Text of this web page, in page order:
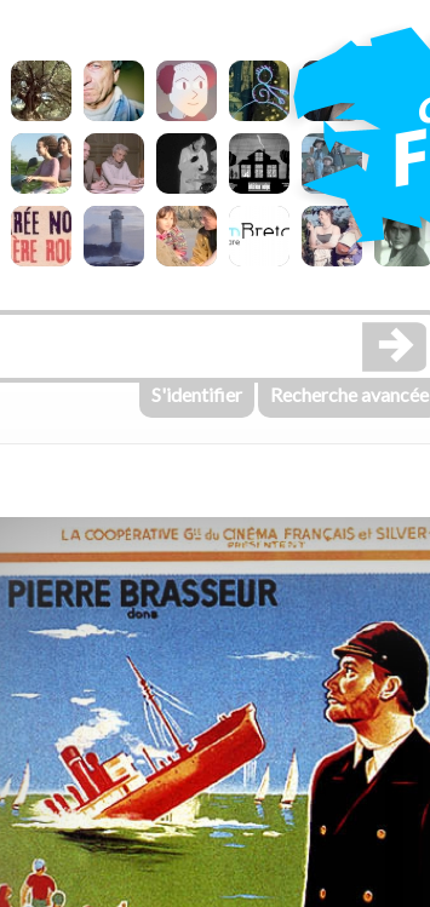
S'identifier Recherche avancée